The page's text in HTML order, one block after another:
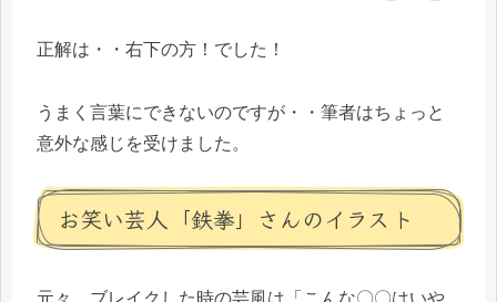
正解は・・右下の方！でした！
うまく言葉にできないのですが・・筆者はちょっと
意外な感じを受けました。
お笑い芸人「鉄拳」さんのイラスト
元々、ブレイクした時の芸風は「こんな〇〇はいや